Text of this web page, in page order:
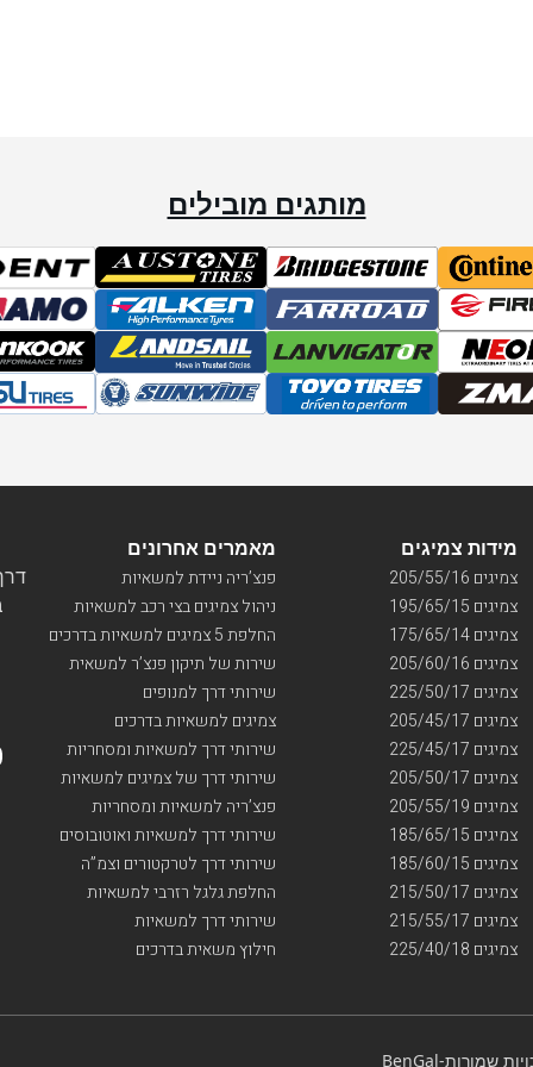
מותגים מובילים
דרך
מאמרים אחרונים
פנצ’ריה ניידת למשאיות
ניהול צמיגים בצי רכב למשאיות
החלפת 5 צמיגים למשאיות בדרכים
שירות של תיקון פנצ’ר למשאית
שירותי דרך למנופים
צמיגים למשאיות בדרכים
שירותי דרך למשאיות ומסחריות
שירותי דרך של צמיגים למשאיות
פנצ’ריה למשאיות ומסחריות
שירותי דרך למשאיות ואוטובוסים
שירותי דרך לטרקטורים וצמ”ה
החלפת גלגל רזרבי למשאיות
שירותי דרך למשאיות
חילוץ משאית בדרכים
מידות צמיגים
צמיגים 205/55/16
צמיגים 195/65/15
צמיגים 175/65/14
צמיגים 205/60/16
צמיגים 225/50/17
צמיגים 205/45/17
צמיגים 225/45/17
צמיגים 205/50/17
צמיגים 205/55/19
צמיגים 185/65/15
צמיגים 185/60/15
צמיגים 215/50/17
צמיגים 215/55/17
צמיגים 225/40/18